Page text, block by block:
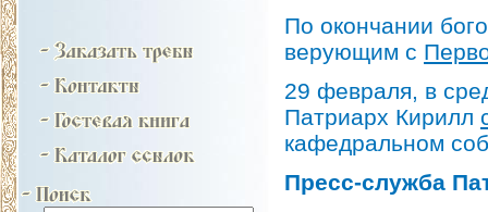
По окончании
верующим с
29 февраля, в
Патриарх Кирилл
кафедральном
Пресс-служба